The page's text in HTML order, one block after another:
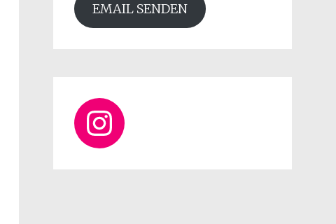
EMAIL SENDEN
Instagram